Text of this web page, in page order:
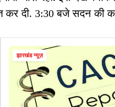
कर दी. 3:30 बजे सदन की
झारखंड न्यूज़